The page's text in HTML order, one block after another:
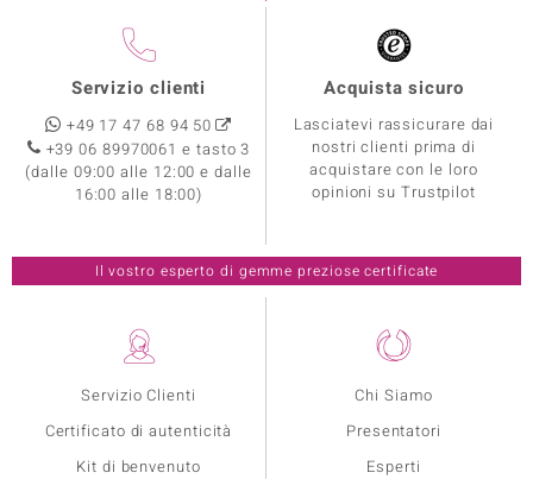
Servizio Clienti
Certificato di autenticità
Kit di benvenuto
Chi Siamo
Presentatori
Esperti
Servizio clienti
+49 17 47 68 94 50
+39 06 89970061 e tasto 3
(dalle 09:00 alle 12:00 e dalle
16:00 alle 18:00)
Acquista sicuro
Lasciatevi rassicurare dai
nostri clienti prima di
acquistare con le loro
opinioni su Trustpilot
Il vostro esperto di gemme preziose certificate